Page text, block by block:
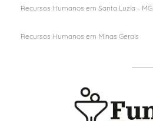
Recursos Humanos em Santa Luzia - MG
Recursos Humanos em Minas Gerais